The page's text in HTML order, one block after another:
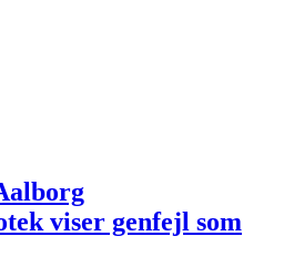
viser genfejl som